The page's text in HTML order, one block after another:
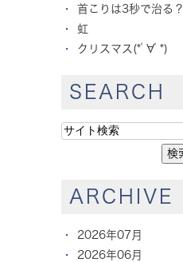
首こりは3秒で治る？
虹
クリスマス(*ﾟ∀ﾟ*)
SEARCH
ARCHIVE
2026年07月
2026年06月